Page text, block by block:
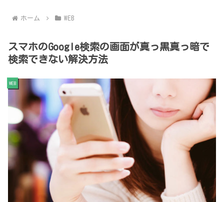
ホーム WEB
スマホのGoogle検索の画面が真っ黒真っ暗で
検索できない解決方法
WEB